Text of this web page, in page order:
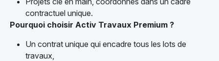
contractuel unique.
Pourquoi choisir Activ Travaux Premium ?
Un contrat unique qui encadre tous les lots de
travaux,